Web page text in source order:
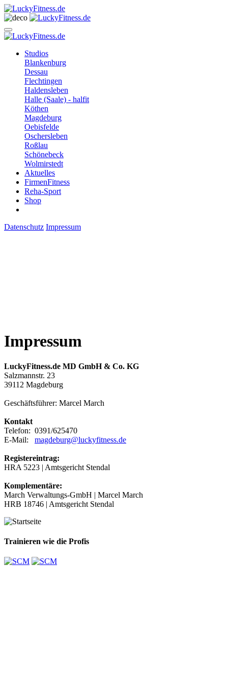
Studios
Blankenburg
Dessau
Flechtingen
Haldensleben
Halle (Saale) - halfit
Köthen
Magdeburg
Oebisfelde
Oschersleben
Roßlau
Schönebeck
Wolmirstedt
Aktuelles
FirmenFitness
Reha-Sport
Shop
Datenschutz Impressum
Impressum
LuckyFitness.de MD GmbH & Co. KG
Salzmannstr. 23
39112 Magdeburg
Geschäftsführer: Marcel March
Kontakt
Telefon: 0391/625470
E-Mail: magdeburg@luckyfitness.de
Registereintrag:
HRA 5223 | Amtsgericht Stendal
Komplementäre:
March Verwaltungs-GmbH | Marcel March
HRB 18746 | Amtsgericht Stendal
Trainieren wie die Profis